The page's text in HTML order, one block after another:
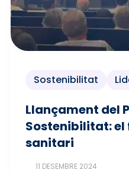
Sostenibilitat
Llançament del
Sostenibilitat:
sanitari
11 DESEMBRE 2024